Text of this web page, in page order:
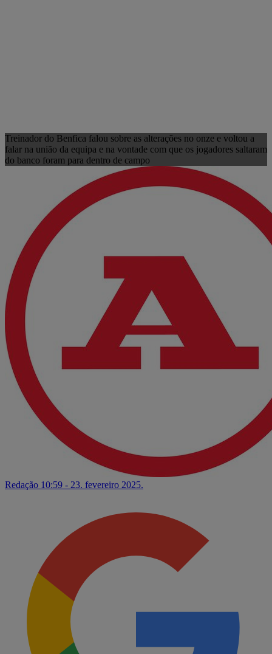
Treinador do Benfica falou sobre as alterações no onze e voltou a
falar na união da equipa e na vontade com que os jogadores saltaram
do banco foram para dentro de campo
Redação 10:59 - 23. fevereiro 2025.